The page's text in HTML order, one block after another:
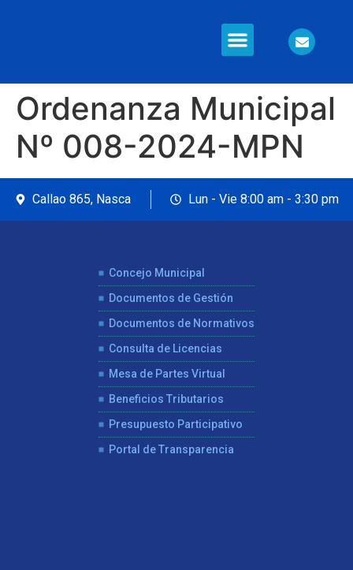
Ordenanza Municipal
Nº 008-2024-MPN
Callao 865, Nasca Lun - Vie 8:00 am - 3:30 pm
Concejo Municipal
Documentos de Gestión
Documentos de Normativos
Consulta de Licencias
Mesa de Partes Virtual
Beneficios Tributarios
Presupuesto Participativo
Portal de Transparencia